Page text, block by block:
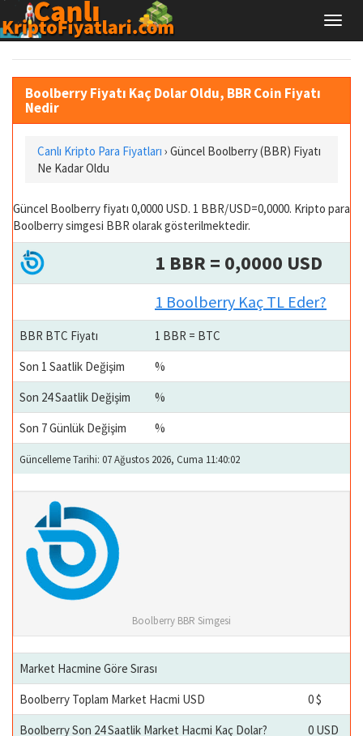
Boolberry Fiyatı Kaç Dolar Oldu, BBR Coin Fiyatı
Nedir
Canlı Kripto Para Fiyatları › Güncel Boolberry (BBR) Fiyatı
Ne Kadar Oldu
Güncel Boolberry fiyatı 0,0000 USD. 1 BBR/USD=0,0000. Kripto para
Boolberry simgesi BBR olarak gösterilmektedir.
1 BBR = 0,0000 USD
1 Boolberry Kaç TL Eder?
BBR BTC Fiyatı
1 BBR = BTC
Son 1 Saatlik Değişim
%
Son 24 Saatlik Değişim
%
Son 7 Günlük Değişim
%
Güncelleme Tarihi: 07 Ağustos 2026, Cuma 11:40:02
Boolberry BBR Simgesi
Market Hacmine Göre Sırası
Boolberry Toplam Market Hacmi USD
0 $
Boolberry Son 24 Saatlik Market Hacmi Kaç Dolar?
0 USD